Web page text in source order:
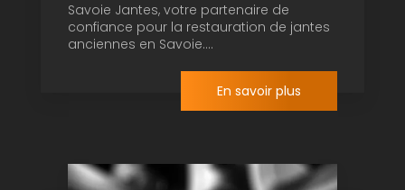
Savoie Jantes, votre partenaire de
confiance pour la restauration de jantes
anciennes en Savoie....
En savoir plus